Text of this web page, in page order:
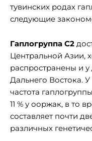
тувинских родах
следующие
Гаплогруппа С2
Центральной Азии,
распространены и
Дальнего Востока.
частота
11 % у ооржак, в то
составляет почти
различных